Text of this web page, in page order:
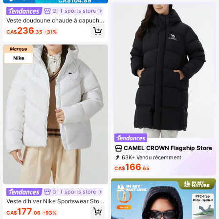
OTT sports store
Veste doudoune chaude à capuche
zippée pour femme Nike Sportswea
r Metro, idéale pour les sports de pl
s, référence IH0728-667
CA$236.35 -31%
OTT sports store
Veste d'hiver Nike Sportswear Stor
m-FIT WINDPUFFER coupe-vent, d
éperlante et confortable à capuche
CA$177.06 -93%
CAMEL CROWN Flagship Store
63K+ Vendu récemment
12K+ Rachat
CA$166.65